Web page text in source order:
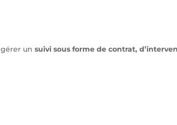
gérer unsuivi sous forme de contrat,